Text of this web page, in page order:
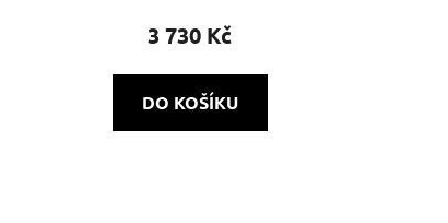
3 730 Kč
DO KOŠÍKU